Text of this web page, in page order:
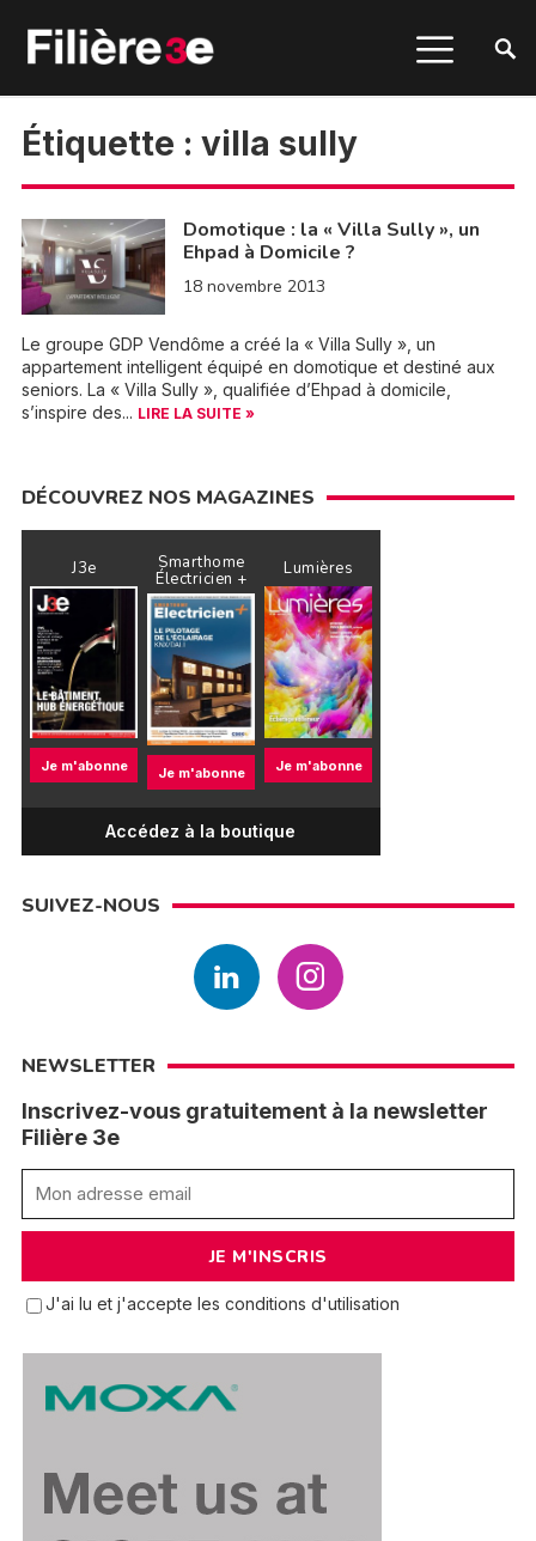
Étiquette : villa sully
Domotique : la « Villa Sully », un
Ehpad à Domicile ?
18 novembre 2013
Le groupe GDP Vendôme a créé la « Villa Sully », un
appartement intelligent équipé en domotique et destiné aux
seniors. La « Villa Sully », qualifiée d’Ehpad à domicile,
s’inspire des... LIRE LA SUITE »
DÉCOUVREZ NOS MAGAZINES
J3e
Je m'abonne
Smarthome
Électricien +
Je m'abonne
Lumières
Je m'abonne
Accédez à la boutique
SUIVEZ-NOUS
NEWSLETTER
Inscrivez-vous gratuitement à la newsletter
Filière 3e
J'ai lu et j'accepte les conditions d'utilisation